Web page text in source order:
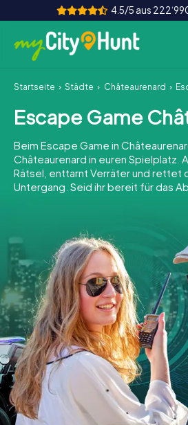
4.5/5 aus
So funktioniert's
Städte
Touren
Teamevent
INT AT CH
ES
FR UK
IT
NL
Tickets
Gutscheine
Startseite Städte Châteaurenard
Escape Game
Beim Escape Game in
Châteaurenard in euren Spielplatz.
Rätsel, enttarnt Verräter und rettet
Untergang. Seid ihr bereit für das